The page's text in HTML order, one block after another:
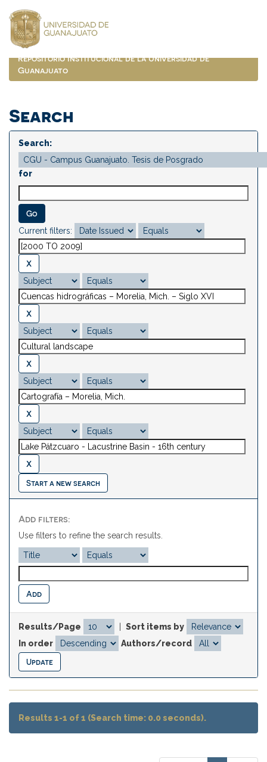
navigation
Repositorio Institucional de la Universidad de
Guanajuato
Search
Search:
for
Current filters:
Start a new search
Add filters:
Use filters to refine the search results.
Results/Page
Sort items by
In order
Authors/record
Results 1-1 of 1 (Search time: 0.0 seconds).